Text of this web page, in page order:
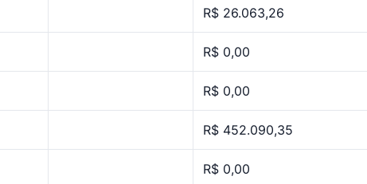
R$ 26.063,26
R$ 0,00
R$ 0,00
R$ 452.090,35
R$ 0,00